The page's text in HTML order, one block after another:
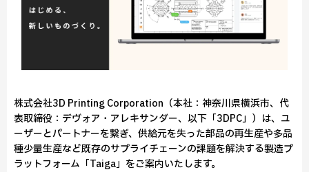
株式会社3D Printing Corporation（本社：神奈川県横浜市、代
表取締役：デヴォア・アレキサンダー、以下「3DPC」）は、ユ
ーザーとパートナーを繋ぎ、供給元を失った部品の再生産や多品
種少量生産など既存のサプライチェーンの課題を解決する製造プ
ラットフォーム「Taiga」をご案内いたします。